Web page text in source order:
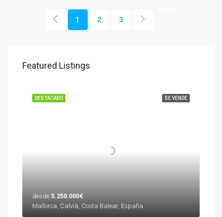
1 2 3
Featured Listings
SE VENDE
DESTACADO
desde 5.250.000€
Mallorca, Calvià, Costa Balear, España